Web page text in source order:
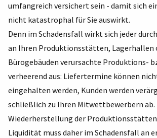
umfangreich versichert sein - damit sich
nicht katastrophal für Sie auswirkt.
Denn im Schadensfall wirkt sich jeder
an Ihren Produktionsstätten, Lagerhallen
Bürogebäuden verursachte Produktions-
verheerend aus: Liefertermine können
eingehalten werden, Kunden werden
schließlich zu Ihren Mitwettbewerbern ab.
Wiederherstellung der Produktionsstätten
Liquidität muss daher im Schadensfall an